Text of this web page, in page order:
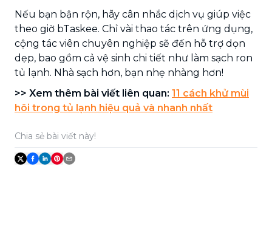
Nếu bạn bận rộn, hãy cân nhắc dịch vụ giúp việc
theo giờ bTaskee. Chỉ vài thao tác trên ứng dụng,
cộng tác viên chuyên nghiệp sẽ đến hỗ trợ dọn
dẹp, bao gồm cả vệ sinh chi tiết như làm sạch ron
tủ lạnh. Nhà sạch hơn, bạn nhẹ nhàng hơn!
>> Xem thêm bài viết liên quan: 11 cách khử mùi
hôi trong tủ lạnh hiệu quả và nhanh nhất
Chia sẻ bài viết này!